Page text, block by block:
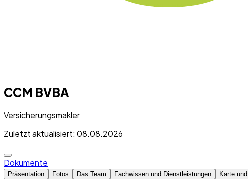
CCM BVBA
Versicherungsmakler
Zuletzt aktualisiert: 08.08.2026
Dokumente
Präsentation Fotos Das Team Fachwissen und Dienstleistungen Karte